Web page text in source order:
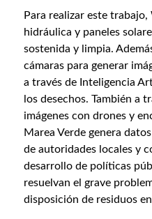
Para realizar este
hidráulica y paneles
sostenida y limpia.
cámaras para generar
a través de Inteligencia
los desechos. También a
imágenes con drones y
Marea Verde genera
de autoridades locales y
desarrollo de políticas
resuelvan el grave
disposición de residuos